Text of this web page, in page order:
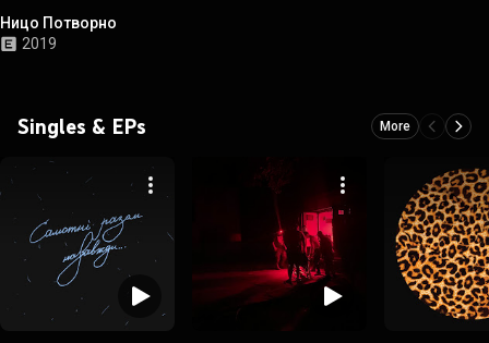
Ницо Потворно
2019
Singles & EPs More